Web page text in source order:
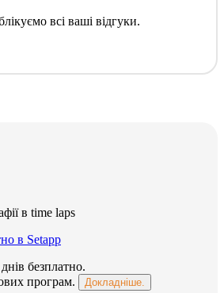
всі ваші відгуки.
в time laps
в Setapp
безплатно.
програм.
Докладніше.